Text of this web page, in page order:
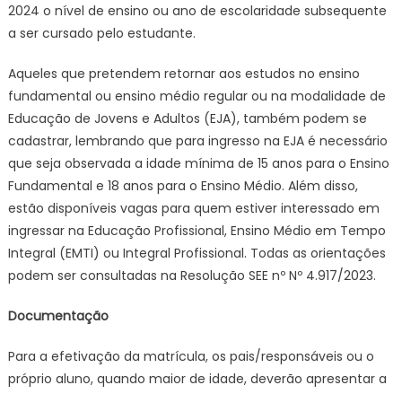
2024 o nível de ensino ou ano de escolaridade subsequente
a ser cursado pelo estudante.
Aqueles que pretendem retornar aos estudos no ensino
fundamental ou ensino médio regular ou na modalidade de
Educação de Jovens e Adultos (EJA), também podem se
cadastrar, lembrando que para ingresso na EJA é necessário
que seja observada a idade mínima de 15 anos para o Ensino
Fundamental e 18 anos para o Ensino Médio. Além disso,
estão disponíveis vagas para quem estiver interessado em
ingressar na Educação Profissional, Ensino Médio em Tempo
Integral (EMTI) ou Integral Profissional. Todas as orientações
podem ser consultadas na Resolução SEE nº Nº 4.917/2023.
Documentação
Para a efetivação da matrícula, os pais/responsáveis ou o
próprio aluno, quando maior de idade, deverão apresentar a